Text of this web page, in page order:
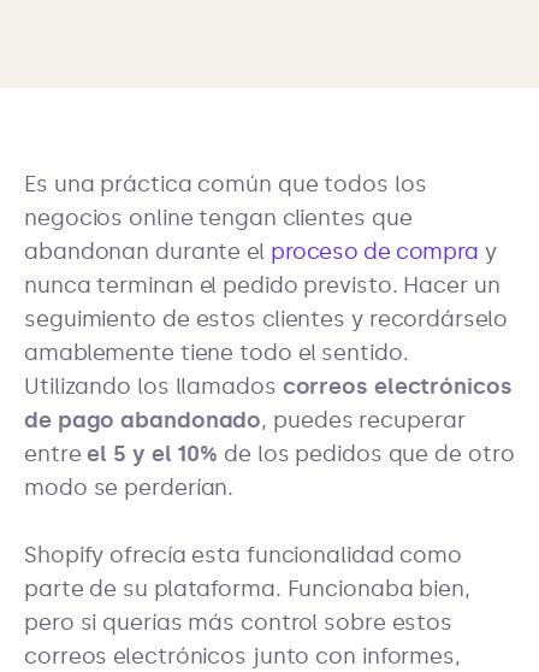
Es una práctica común que todos los
negocios online tengan clientes que
abandonan durante el proceso de compra y
nunca terminan el pedido previsto. Hacer un
seguimiento de estos clientes y recordárselo
amablemente tiene todo el sentido.
Utilizando los llamados correos electrónicos
de pago abandonado, puedes recuperar
entreel 5 y el 10% de los pedidos que de otro
modo se perderían.
Shopify ofrecía esta funcionalidad como
parte de su plataforma. Funcionaba bien,
pero si querías más control sobre estos
correos electrónicos junto con informes,